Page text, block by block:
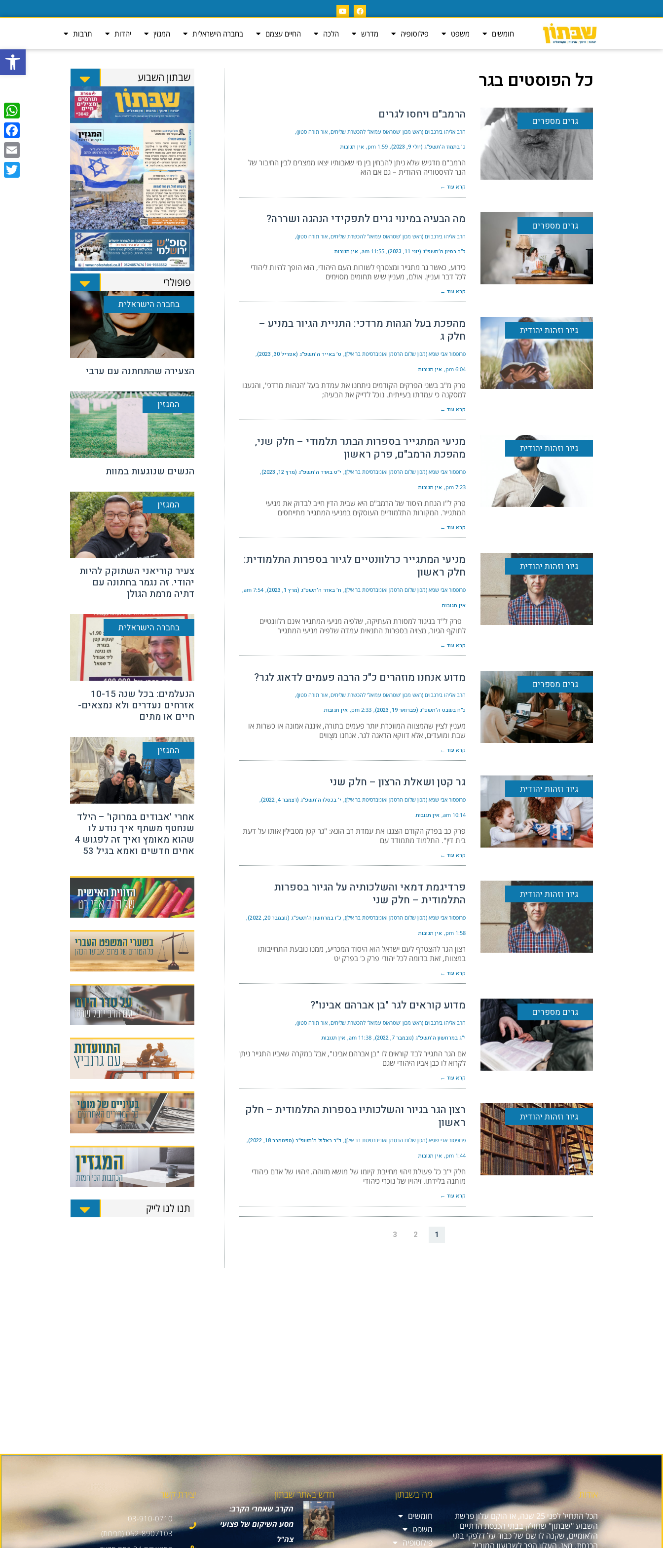
פתח
חומשים משפט פילוסופיה מדרש הלכה החיים עצמם בחברה הישראלית המגזין יהדות תרבות
כל הפוסטים בגר
גרים מספרים הרמב"ם ויחסו לגרים
הרב אליהו בירנבוים (ראש מכון 'שטראוס עמיאל' להכשרת שליחים, אור תורה סטון)
כ׳ בתמוז ה׳תשפ״ג (יולי 9, 2023) 1:59 pm אין תגובות
הרמב"ם מדגיש שלא ניתן להבחין בין מי שאבותיו יצאו ממצרים לבין החיבור של
הגר להיסטוריה היהודית – גם אם הוא
קרא עוד ←
גרים מספרים מה הבעיה במינוי גרים לתפקידי הנהגה ושררה?
הרב אליהו בירנבוים (ראש מכון 'שטראוס עמיאל' להכשרת שליחים, אור תורה סטון)
כ״ב בסיון ה׳תשפ״ג (יוני 11, 2023) 11:55 am אין תגובות
כידוע, כאשר גר מתגייר ומצטרף לשורות העם היהודי, הוא הופך להיות ליהודי
לכל דבר ועניין. אולם, מעניין שיש תחומים מסוימים
קרא עוד ←
גיור וזהות יהודית
מהפכת בעל הגהות מרדכי: התניית הגיור במניע –
חלק ג
פרופסור אבי שגיא (מכון שלום הרטמן ואוניברסיטת בר אילן) ט׳ באייר ה׳תשפ״ג (אפריל 30, 2023)
6:04 pm אין תגובות
פרק מ"ב בשני הפרקים הקודמים ניתחנו את עמדת בעל 'הגהות מרדכי', והגענו
למסקנה כי עמדתו בעייתית. נוכל לדייק את הבעיה;
קרא עוד ←
גיור וזהות יהודית
מניעי המתגייר בספרות הבתר תלמודי – חלק שני,
מהפכת הרמב"ם, פרק ראשון
פרופסור אבי שגיא (מכון שלום הרטמן ואוניברסיטת בר אילן) י״ט באדר ה׳תשפ״ג (מרץ 12, 2023)
7:23 pm אין תגובות
פרק ל"ו הנחת היסוד של הרמב"ם היא שבית הדין חייב לבדוק את מניעי
המתגייר. המקורות התלמודיים העוסקים במניעי המתגייר מתייחסים
קרא עוד ←
גיור וזהות יהודית
מניעי המתגייר כרלוונטיים לגיור בספרות התלמודית:
חלק ראשון
פרופסור אבי שגיא (מכון שלום הרטמן ואוניברסיטת בר אילן) ח׳ באדר ה׳תשפ״ג (מרץ 1, 2023) 7:54 am
אין תגובות
פרק ל"ד בניגוד למסורת העתיקה, שלפיה מניעי המתגייר אינם רלוונטיים
לתוקף הגיור, מצויה בספרות התנאית עמדה שלפיה מניעי המתגייר
קרא עוד ←
גרים מספרים מדוע אנחנו מוזהרים כ"כ הרבה פעמים לדאוג לגר?
הרב אליהו בירנבוים (ראש מכון 'שטראוס עמיאל' להכשרת שליחים, אור תורה סטון)
כ״ח בשבט ה׳תשפ״ג (פברואר 19, 2023) 2:33 pm אין תגובות
מעניין לציין שהמצווה המוזכרת יותר פעמים בתורה, איננה אמונה או כשרות או
שבת ומועדים, אלא דווקא הדאגה לגר. אנחנו מצֻווים
קרא עוד ←
גיור וזהות יהודית גר קטן ושאלת הרצון – חלק שני
פרופסור אבי שגיא (מכון שלום הרטמן ואוניברסיטת בר אילן) י׳ בכסלו ה׳תשפ״ג (דצמבר 4, 2022)
10:14 am אין תגובות
פרק כב בפרק הקודם הצגנו את עמדת רב הונא: "גר קטן מטבילין אותו על דעת
בית דין". התלמוד מתמודד עם
קרא עוד ←
גיור וזהות יהודית
פרדיגמת דמאי והשלכותיה על הגיור בספרות
התלמודית – חלק שני
פרופסור אבי שגיא (מכון שלום הרטמן ואוניברסיטת בר אילן) כ״ו במרחשון ה׳תשפ״ג (נובמבר 20, 2022)
1:58 pm אין תגובות
רצון הגר להצטרף לעם ישראל הוא היסוד המכריע, ממנו נובעת התחייבותו
במצוות, זאת בדומה לכל יהודי פרק כ' בפרק יט
קרא עוד ←
גרים מספרים מדוע קוראים לגר "בן אברהם אבינו"?
הרב אליהו בירנבוים (ראש מכון 'שטראוס עמיאל' להכשרת שליחים, אור תורה סטון)
י״ג במרחשון ה׳תשפ״ג (נובמבר 7, 2022) 11:38 am אין תגובות
אם הגר התגייר לבד קוראים לו "בן אברהם אבינו", אבל במקרה שאביו התגייר ניתן
לקרוא לו כבן אביו היהודי שגם
קרא עוד ←
גיור וזהות יהודית
רצון הגר בגיור והשלכותיו בספרות התלמודית – חלק
ראשון
פרופסור אבי שגיא (מכון שלום הרטמן ואוניברסיטת בר אילן) כ״ב באלול ה׳תשפ״ב (ספטמבר 18, 2022)
1:44 pm אין תגובות
חלק י"ב כל פעולת זיהוי מחייבת קיומו של מושא מזוהה. זיהויו של אדם כיהודי
מותנה בלידתו. זיהויו של נוכרי כיהודי
קרא עוד ←
1
2
3
שבתון השבוע
פופולרי
בחברה הישראלית
הצעירה שהתחתנה עם ערבי
המגזין
הנשים שנוגעות במוות
המגזין
צעיר קוריאני השתוקק להיות
יהודי. זה נגמר בחתונה עם
דתיה מרמת הגולן
בחברה הישראלית
הנעלמים: בכל שנה 10-15
אזרחים נעדרים ולא נמצאים-
חיים או מתים
המגזין
אחרי 'אבודים במרוקו' – הילד
שנחטף משתף איך נודע לו
שהוא מאומץ ואיך זה לפגוש 4
אחים חדשים ואמא בגיל 53
תנו לנו לייק
אודות
הכל התחיל לפני 25 שנה, אז הוקם עלון פרשת
השבוע "שבתון" שחולק בבתי הכנסת הדתיים
הלאומיים, שקנה לו שם של כבוד על דלפקי בתי
הכנסת. מאז, העלון הפך לשבועון המוביל
מה בשבתון
חומשים
משפט
פילוסופיה
חדש באתר שבתון
הקרב שאחרי הקרב:
מסע השיקום של פצועי
צה"ל
יצירת קשר
03-910-0710
052-8907103 (מכירות)
Email